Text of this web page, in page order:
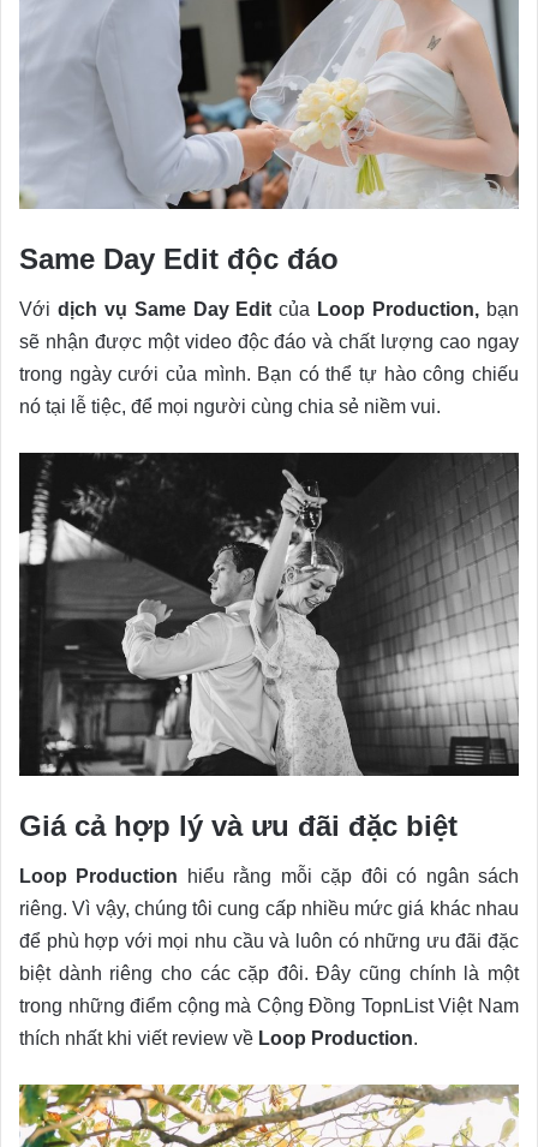
Same Day Edit độc đáo
Với dịch vụ Same Day Edit của Loop Production, bạn
sẽ nhận được một video độc đáo và chất lượng cao ngay
trong ngày cưới của mình. Bạn có thể tự hào công chiếu
nó tại lễ tiệc, để mọi người cùng chia sẻ niềm vui.
Giá cả hợp lý và ưu đãi đặc biệt
Loop Production hiểu rằng mỗi cặp đôi có ngân sách
riêng. Vì vậy, chúng tôi cung cấp nhiều mức giá khác nhau
để phù hợp với mọi nhu cầu và luôn có những ưu đãi đặc
biệt dành riêng cho các cặp đôi. Đây cũng chính là một
trong những điểm cộng mà Cộng Đồng TopnList Việt Nam
thích nhất khi viết review về Loop Production.